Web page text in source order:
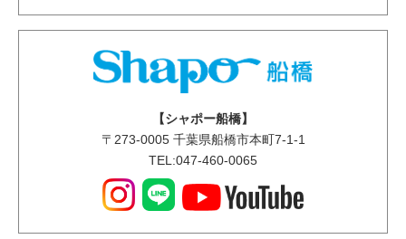
【シャポー船橋】
〒 273-0005千葉県船橋市本町7-1-1
TEL:047-460-0065